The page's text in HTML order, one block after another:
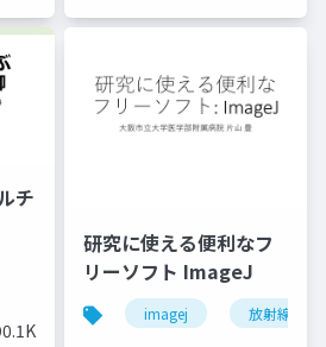
チ
研究に使える便利なフ
リーソフト ImageJ
imagej 放射線技師